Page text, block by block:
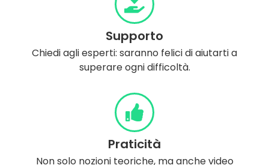
Supporto
Chiedi agli esperti: saranno felici di aiutarti a
superare ogni difficoltà.
Praticità
Non solo nozioni teoriche, ma anche video